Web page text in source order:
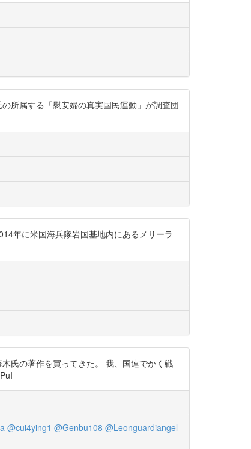
所属する「慰安婦の真実国民運動」が調査団
年に米国海兵隊岩国基地内にあるメリーラ
氏の著作を買ってきた。 我、国連でかく戦
@cui4ying1 @Genbu108 @Leonguardiangel